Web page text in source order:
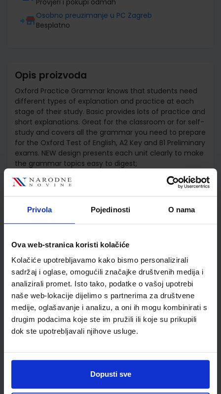
Privola Pojedinosti O nama
Ova web-stranica koristi kolačiće
Kolačiće upotrebljavamo kako bismo personalizirali
sadržaj i oglase, omogućili značajke društvenih medija i
analizirali promet. Isto tako, podatke o vašoj upotrebi
naše web-lokacije dijelimo s partnerima za društvene
medije, oglašavanje i analizu, a oni ih mogu kombinirati s
drugim podacima koje ste im pružili ili koje su prikupili
dok ste upotrebljavali njihove usluge.
Dopusti sve
Osobno preuzimanje u PC Zagreb
Besplatno
Opis proizvoda
Oxford Practice Grammar knows that students need
different types of explanation and practice at each
stage of their study. Basic provides lots of practice and
short explanations. Great for the classroom or for self-
study and covers all the grammar you need to prepare
for the Oxford Test of English, A2 Key and B1 Preliminary
exams. NEW design presents each unit clearly to make
the grammar topics easy to digest;
Detalji proizvoda
Šifra proizvoda
Newsletter prijava
Prijavite se kako bi primali informacije o novim